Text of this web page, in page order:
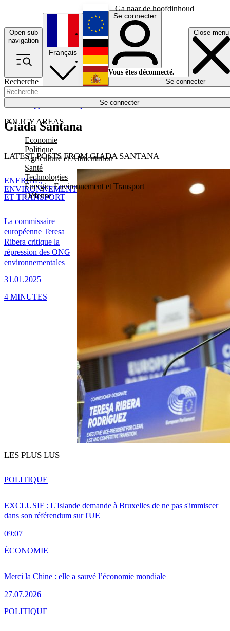
Ga naar de hoofdinhoud
Open sub
navigation
Close menu
Recherche
Se connecter
POLICY AREAS
Economie
Politique
Agriculture et Alimentation
Santé
Technologies
Energie, Environnement et Transport
Défense
Économie
Français
English
Deutsch
Español
Se connecter
Vous êtes déconnecté.
Se connecter
Giada Santana
LATEST POSTS FROM GIADA SANTANA
La commissaire
européenne Teresa
Ribera critique la
répression des ONG
environnementales
31.01.2025
ENERGIE,
ENVIRONNEMENT
ET TRANSPORT
4 MINUTES
LES PLUS LUS
EXCLUSIF : L'Islande demande à Bruxelles de ne pas s'immiscer
dans son référendum sur l'UE
09:07
POLITIQUE
Merci la Chine : elle a sauvé l’économie mondiale
27.07.2026
ÉCONOMIE
POLITIQUE